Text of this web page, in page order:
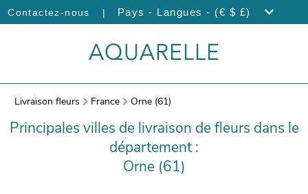
Contactez-nous | Pays - Langues - (€ $ £)
Livraison fleurs France Orne (61)
Principales villes de livraison de fleurs dans le
département :
Orne (61)